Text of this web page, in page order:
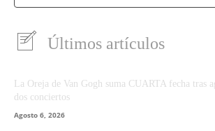
Últimos artículos
La Oreja de Van Gogh suma CUARTA fecha tras
dos conciertos
Agosto 6, 2026